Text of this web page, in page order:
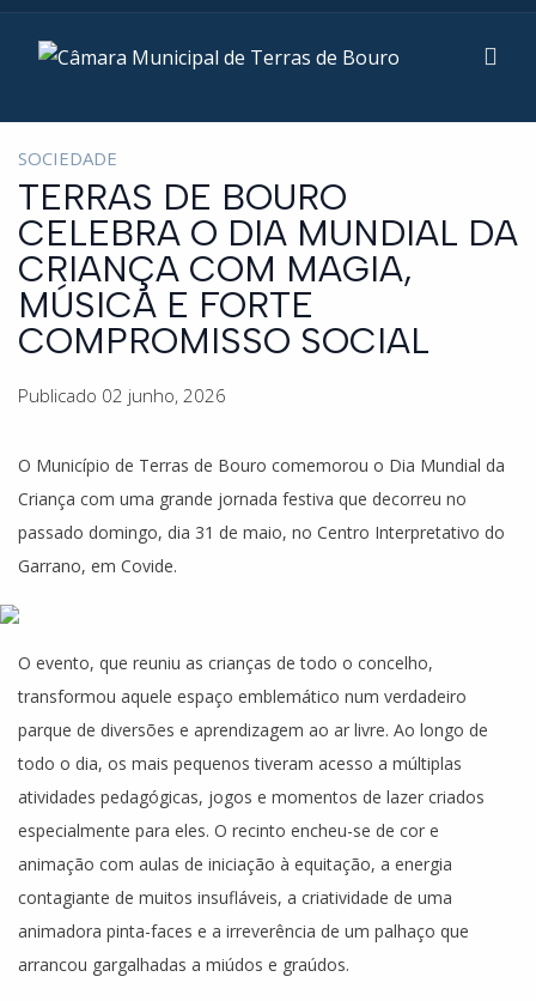
SOCIEDADE
TERRAS DE BOURO
CELEBRA O DIA MUNDIAL DA
CRIANÇA COM MAGIA,
MÚSICA E FORTE
COMPROMISSO SOCIAL
Publicado 02 junho, 2026
O Município de Terras de Bouro comemorou o Dia Mundial da
Criança com uma grande jornada festiva que decorreu no
passado domingo, dia 31 de maio, no Centro Interpretativo do
Garrano, em Covide.
O evento, que reuniu as crianças de todo o concelho,
transformou aquele espaço emblemático num verdadeiro
parque de diversões e aprendizagem ao ar livre. Ao longo de
todo o dia, os mais pequenos tiveram acesso a múltiplas
atividades pedagógicas, jogos e momentos de lazer criados
especialmente para eles. O recinto encheu-se de cor e
animação com aulas de iniciação à equitação, a energia
contagiante de muitos insufláveis, a criatividade de uma
animadora pinta-faces e a irreverência de um palhaço que
arrancou gargalhadas a miúdos e graúdos.